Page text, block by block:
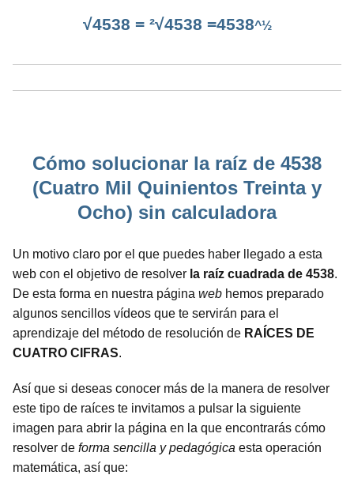
√4538 = ²√4538 =4538^½
Cómo solucionar la raíz de 4538
(Cuatro Mil Quinientos Treinta y
Ocho) sin calculadora
Un motivo claro por el que puedes haber llegado a esta
web con el objetivo de resolver la raíz cuadrada de 4538.
De esta forma en nuestra página web hemos preparado
algunos sencillos vídeos que te servirán para el
aprendizaje del método de resolución de RAÍCES DE
CUATRO CIFRAS.
Así que si deseas conocer más de la manera de resolver
este tipo de raíces te invitamos a pulsar la siguiente
imagen para abrir la página en la que encontrarás cómo
resolver de forma sencilla y pedagógica esta operación
matemática, así que: